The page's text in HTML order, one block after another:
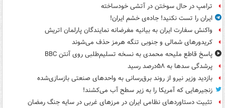
ترامپ در حال سوختن در آتشی خودساخته
ایران را تست نکنید! جاده‌ی خشم ایران!
واکنش سفارت ایران به بیانیه مغرضانه نمایندگان پارلمان اتریش
کریدورهای شمالی و جنوبی تنگه هرمز حذف می‌شوند
پاسخ قاطع ملیحه محمدی به نسخه تسلیم‌طلبی روی آنتن BBC
پرشدگی سدها به ۵۸درصد رسید
بازدید وزیر نیرو از روند برق‌رسانی به واحدهای صنعتی بازسازی‌شده
زنجیرهایی که آمریکا را به زیر سطح آب می‌کشند!
تثبیت دستاوردهای نظامی ایران در مرزهای غربی در سایه جنگ رمضان